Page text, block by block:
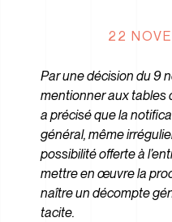
22
Par une décision du 9
mentionner aux tables
a précisé que la
général, même
possibilité offerte à
mettre en œuvre la
naître un décompte
tacite.